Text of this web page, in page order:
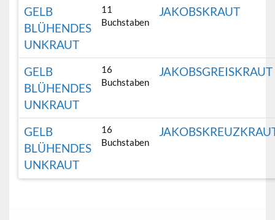
GELB
BLÜHENDES
UNKRAUT
11
Buchstaben
JAKOBSKRAUT
GELB
BLÜHENDES
UNKRAUT
16
Buchstaben
JAKOBSGREISKRAUT
GELB
BLÜHENDES
UNKRAUT
16
Buchstaben